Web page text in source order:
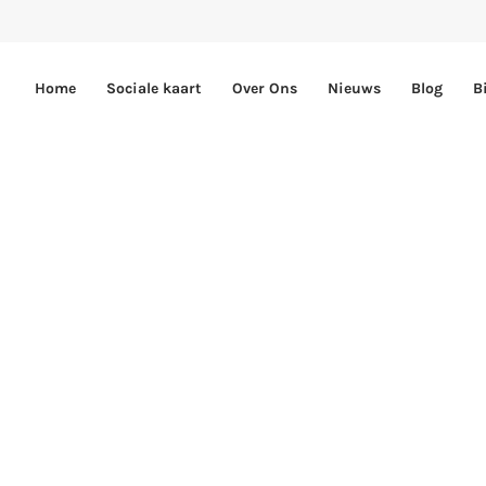
Home Sociale kaart Over Ons Nieuws Blog